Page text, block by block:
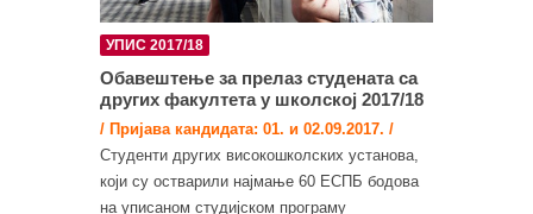
УПИС 2017/18
Обавештење за прелаз студената са
других факултета у школској 2017/18
/ Пријава кандидата: 01. и 02.09.2017. /
Студенти других високошколских установа,
који су остварили најмање 60 ЕСПБ бодова
на уписаном студијском програму